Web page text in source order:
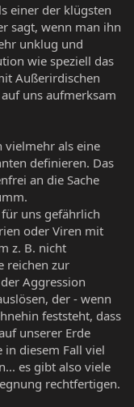
einer der klügsten
sagt, wenn man ihn
unklug und
wie speziell das
Außerirdischen
uns aufmerksam
vielmehr als eine
definieren. Das
an die Sache
uns gefährlich
oder Viren mit
z. B. nicht
reichen zur
Aggression
der - wenn
feststeht, dass
unserer Erde
diesem Fall viel
es gibt also viele
rechtfertigen.